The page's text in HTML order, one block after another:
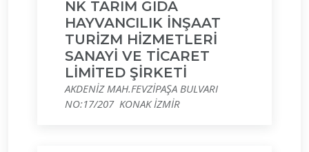
NK TARIM GIDA
HAYVANCILIK İNŞAAT
TURİZM HİZMETLERİ
SANAYİ VE TİCARET
LİMİTED ŞİRKETİ
AKDENİZ MAH.FEVZİPAŞA BULVARI
NO:17/207 KONAK İZMİR